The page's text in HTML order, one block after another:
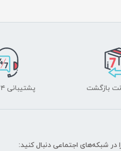
پشتیبانی ۲۴ ساعته
در شبکه‌های اجتماعی دنبال کنید: